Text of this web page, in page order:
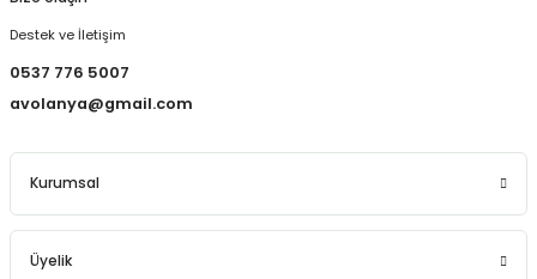
Destek ve İletişim
0537 776 5007
avolanya@gmail.com
Kurumsal
Üyelik